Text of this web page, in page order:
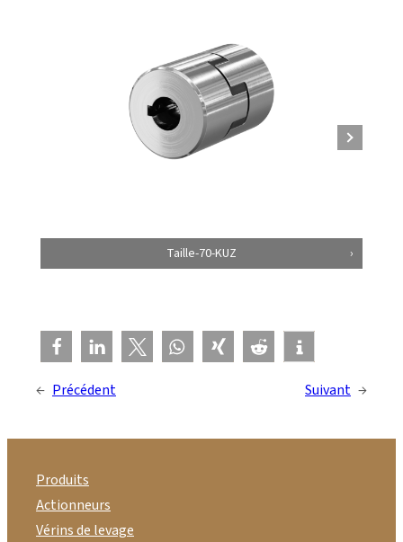
Taille-70-KUZ
← Précédent Suivant →
Produits
Actionneurs
Vérins de levage